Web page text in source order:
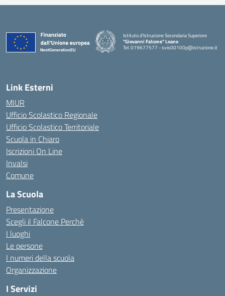
Istituto d'Istruzione Secondaria Superiore
"Giovanni Falcone" Loano
Tel. 019677577 - svis00100p@istruzione.it
— Visita la pagina iniziale della scuola
Link Esterni
MIUR
Ufficio Scolastico Regionale
Ufficio Scolastico Territoriale
Scuola in Chiaro
Iscrizioni On Line
Invalsi
Comune
La Scuola
Presentazione
Scegli il Falcone Perchè
I luoghi
Le persone
I numeri della scuola
Organizzazione
I Servizi